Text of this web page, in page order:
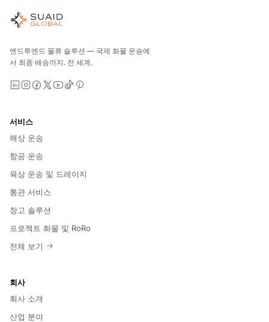
글로벌 해양, 항공, 육상, 통관 및 창고 관리를 위한 독립적인
해양, 항공 및 지상 — 운송업체 중립적으로 비교하고, 견적을
엔드투엔드 물류 솔루션 — 국제 화물 운송에
서 최종 배송까지. 전 세계.
LinkedIn
Instagram
Facebook
X YouTube
TikTok
서비스
해상 운송
항공 운송
육상 운송 및 드레이지
통관 서비스
창고 솔루션
프로젝트 화물 및 RoRo
전체 보기
회사
회사 소개
산업 분야